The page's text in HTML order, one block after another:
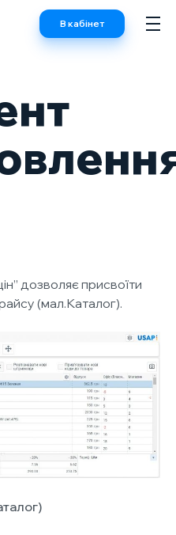
В кабінет
дозволяє присвоїти
(мал.Каталог).